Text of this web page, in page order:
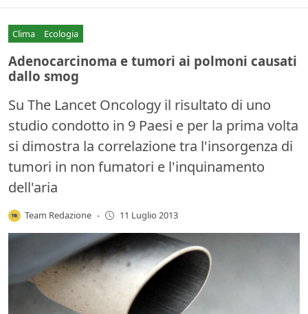
Clima Ecologia
Adenocarcinoma e tumori ai polmoni causati
dallo smog
Su The Lancet Oncology il risultato di uno
studio condotto in 9 Paesi e per la prima volta
si dimostra la correlazione tra l'insorgenza di
tumori in non fumatori e l'inquinamento
dell'aria
Team Redazione - 11 Luglio 2013